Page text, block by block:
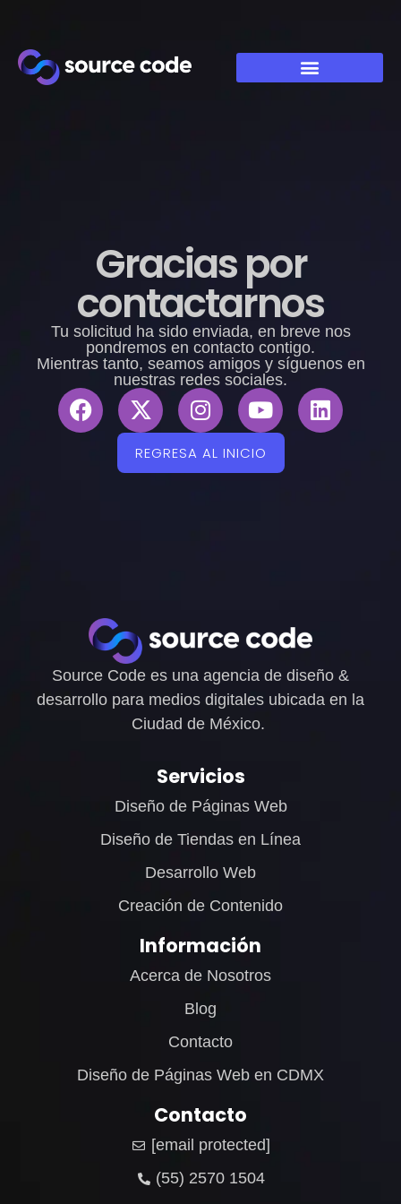
Gracias por
contactarnos
Tu solicitud ha sido enviada, en breve nos
pondremos en contacto contigo.
Mientras tanto, seamos amigos y síguenos en
nuestras redes sociales.
REGRESA AL INICIO
Source Code es una agencia de diseño &
desarrollo para medios digitales ubicada en la
Ciudad de México.
Servicios
Diseño de Páginas Web
Diseño de Tiendas en Línea
Desarrollo Web
Creación de Contenido
Información
Acerca de Nosotros
Blog
Contacto
Diseño de Páginas Web en CDMX
Contacto
[email protected]
(55) 2570 1504